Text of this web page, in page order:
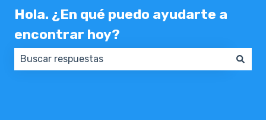
Hola. ¿En qué puedo ayudarte a
encontrar hoy?